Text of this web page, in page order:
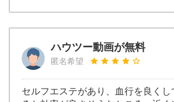
ハウツー動画が無料
匿名希望
セルフエステがあり、血行を良く